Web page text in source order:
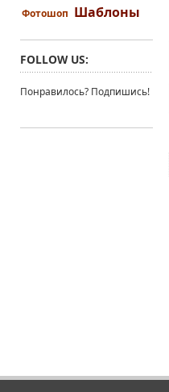
Фотошоп Шаблоны
FOLLOW US:
Понравилось? Подпишись!